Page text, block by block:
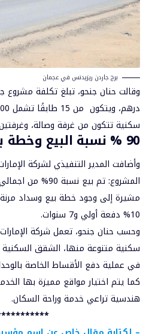
برج جاردن ريزيدنس في عجمان
سكنية تتكون من غرفة وصالة،
90 % نسبة البيع وخطة بيع وسداد مرنة
وأضافت المدير التنفيذي لشركة
المشروع: تم بيع
مشيرة إلى وجود خطة بيع وسداد
10% دفعة أولي و7 سنوات.
وحسب حنان جنحو، تعمل شركة الإمارات
سكنية متنوعة منها، الشقق
في عملية دفع الأقساط الخاصة
كما يتم اختيار مواقع مميزة بها
هندسية تراعي خدمة وراحة السكان.